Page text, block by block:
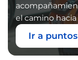
el camino
Ir a